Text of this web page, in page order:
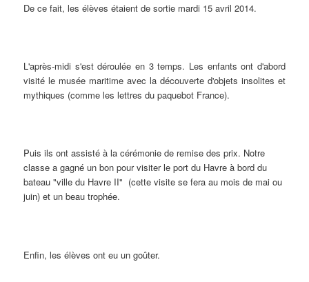
De ce fait, les élèves étaient de sortie mardi 15 avril 2014.
L'après-midi s'est déroulée en 3 temps. Les enfants ont d'abord
visité le musée maritime avec la découverte d'objets insolites et
mythiques (comme les lettres du paquebot France).
Puis ils ont assisté à la cérémonie de remise des prix. Notre
classe a gagné un bon pour visiter le port du Havre à bord du
bateau "ville du Havre II" (cette visite se fera au mois de mai ou
juin) et un beau trophée.
Enfin, les élèves ont eu un goûter.